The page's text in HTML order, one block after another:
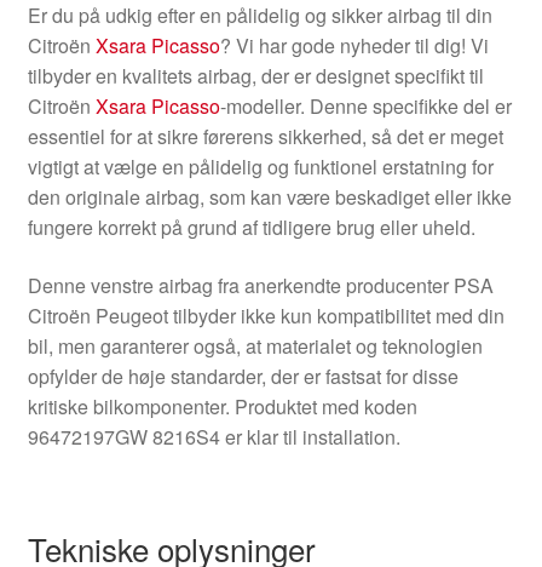
Er du på udkig efter en pålidelig og sikker airbag til din
Citroën Xsara Picasso? Vi har gode nyheder til dig! Vi
tilbyder en kvalitets airbag, der er designet specifikt til
Citroën Xsara Picasso-modeller. Denne specifikke del er
essentiel for at sikre førerens sikkerhed, så det er meget
vigtigt at vælge en pålidelig og funktionel erstatning for
den originale airbag, som kan være beskadiget eller ikke
fungere korrekt på grund af tidligere brug eller uheld.
Denne venstre airbag fra anerkendte producenter PSA
Citroën Peugeot tilbyder ikke kun kompatibilitet med din
bil, men garanterer også, at materialet og teknologien
opfylder de høje standarder, der er fastsat for disse
kritiske bilkomponenter. Produktet med koden
96472197GW 8216S4 er klar til installation.
Tekniske oplysninger